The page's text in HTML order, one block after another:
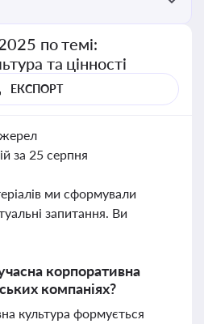
по темі:
та цінності
ЕКСПОРТ
за 25 серпня
ми сформували
запитання. Ви
корпоративна
компаніях?
культура формується